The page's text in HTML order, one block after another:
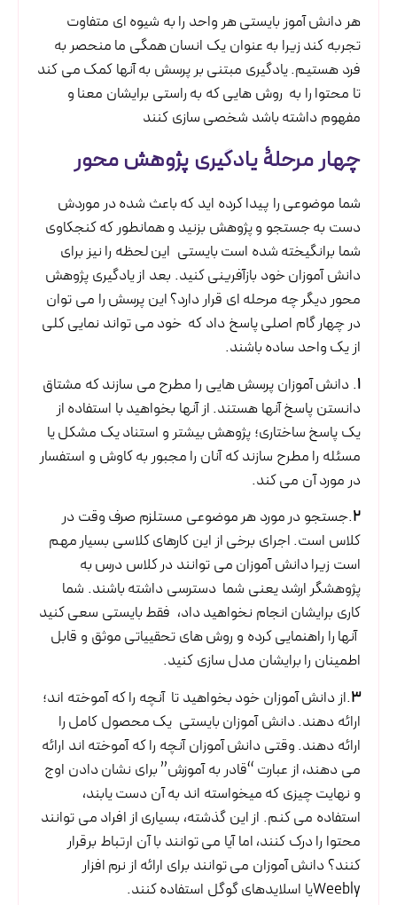
هر دانش آموز بایستی هر واحد را به شیوه ای متفاوت
تجربه کند زیرا به عنوان یک انسان همگی ما منحصر به
فرد هستیم. یادگیری مبتنی بر پرسش به آنها کمک می کند
تا محتوا را به روش هایی که به راستی برایشان معنا و
مفهوم داشته باشد شخصی سازی کنند
چهار مرحلۀ یادگیری پژوهش محور
شما موضوعی را پیدا کرده اید که باعث شده در موردش
دست به جستجو و پژوهش بزنید و همانطور که کنجکاوی
شما برانگیخته شده است بایستی این لحظه را نیز برای
دانش آموزان خود بازآفرینی کنید. بعد از یادگیری پژوهش
محور دیگر چه مرحله ای قرار دارد؟ این پرسش را می توان
در چهار گام اصلی پاسخ داد که خود می تواند نمایی کلی
از یک واحد ساده باشند.
1. دانش آموزان پرسش هایی را مطرح می سازند که مشتاق
دانستن پاسخ آنها هستند. از آنها بخواهید با استفاده از
یک پاسخ ساختاری؛ پژوهش بیشتر و استناد یک مشکل یا
مسئله را مطرح سازند که آنان را مجبور به کاوش و استفسار
در مورد آن می کند.
2.جستجو در مورد هر موضوعی مستلزم صرف وقت در
کلاس است. اجرای برخی از این کارهای کلاسی بسیار مهم
است زیرا دانش آموزان می توانند در کلاس درس به
پژوهشگر ارشد یعنی شما دسترسی داشته باشند. شما
کاری برایشان انجام نخواهید داد، فقط بایستی سعی کنید
آنها را راهنمایی کرده و روش های تحقییاتی موثق و قابل
اطمینان را برایشان مدل سازی کنید.
3.از دانش آموزان خود بخواهید تا آنچه را که آموخته اند؛
ارائه دهند. دانش آموزان بایستی یک محصول کامل را
ارائه دهند. وقتی دانش آموزان آنچه را که آموخته اند ارائه
می دهند، از عبارت “قادر به آموزش” برای نشان دادن اوج
و نهایت چیزی که میخواسته اند به آن دست یابند،
استفاده می کنم. از این گذشته، بسیاری از افراد می توانند
محتوا را درک کنند، اما آیا می توانند با آن ارتباط برقرار
کنند؟ دانش آموزان می توانند برای ارائه از نرم افزار
Weeblyیا اسلایدهای گوگل استفاده کنند.